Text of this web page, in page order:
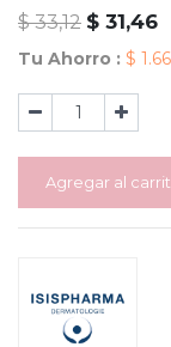
$33,12 $ 31,46
Tu Ahorro : $ 1.66
Agregar al